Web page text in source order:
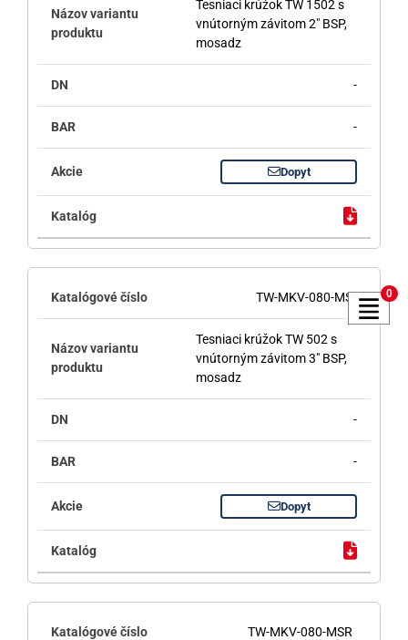
Tesniaci krúžok TW 1502 s
vnútorným závitom 2" BSP,
mosadz
-
-
Dopyt
TW-MKV-080-MS
Tesniaci krúžok TW 502 s
vnútorným závitom 3" BSP,
mosadz
-
-
Dopyt
TW-MKV-080-MSR
0